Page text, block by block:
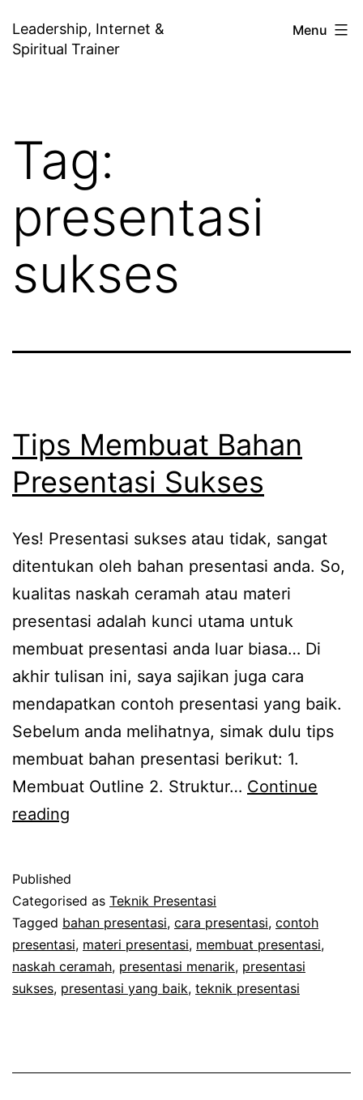
to
Leadership, Internet &
Spiritual Trainer
Menu
Tag:
presentasi
sukses
Tips Membuat Bahan
Presentasi Sukses
Yes! Presentasi sukses atau tidak, sangat
ditentukan oleh bahan presentasi anda. So,
kualitas naskah ceramah atau materi
presentasi adalah kunci utama untuk
membuat presentasi anda luar biasa… Di
akhir tulisan ini, saya sajikan juga cara
mendapatkan contoh presentasi yang baik.
Sebelum anda melihatnya, simak dulu tips
membuat bahan presentasi berikut: 1.
Membuat Outline 2. Struktur… Continue
reading
Presentasi
Sukses
Published
Categorised as Teknik Presentasi
Tagged bahan presentasi, cara presentasi, contoh
presentasi, materi presentasi, membuat presentasi,
naskah ceramah, presentasi menarik, presentasi
sukses, presentasi yang baik, teknik presentasi